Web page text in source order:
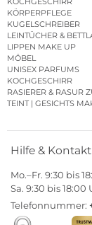
KÖRPERPFLEGE
KUGELSCHREIBER
LEINTÜCHER &
LIPPEN MAKE UP
MÖBEL
UNISEX PARFUMS
KOCHGESCHIRR
RASIERER & RASUR
TEINT | GESICHTS
Hilfe & Kontakt
Mo.–Fr. 9:30 bis
Sa. 9:30 bis 18:00
Telefonnummer: